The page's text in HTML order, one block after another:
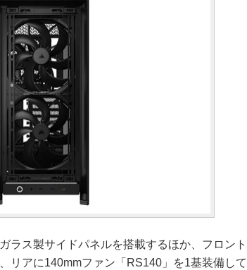
ラス製サイドパネルを搭載するほか、フロント
リアに140mmファン「RS140」を1基装備して